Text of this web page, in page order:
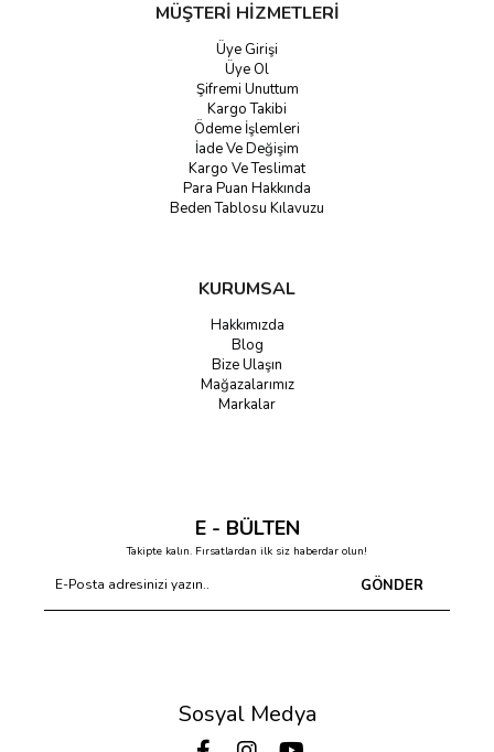
MÜŞTERİ HİZMETLERİ
Üye Girişi
Üye Ol
Şifremi Unuttum
Kargo Takibi
Ödeme İşlemleri
İade Ve Değişim
Kargo Ve Teslimat
Para Puan Hakkında
Beden Tablosu Kılavuzu
KURUMSAL
Hakkımızda
Blog
Bize Ulaşın
Mağazalarımız
Markalar
E - BÜLTEN
Takipte kalın. Fırsatlardan ilk siz haberdar olun!
GÖNDER
Sosyal Medya